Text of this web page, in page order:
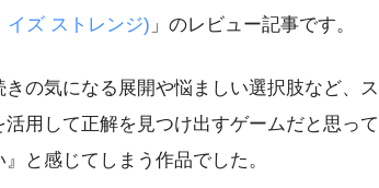
イズ ストレンジ) 」のレビュー記事です。
の気になる展開や悩ましい選択肢など、ス
用して正解を見つけ出すゲームだと思って
と感じてしまう作品でした。